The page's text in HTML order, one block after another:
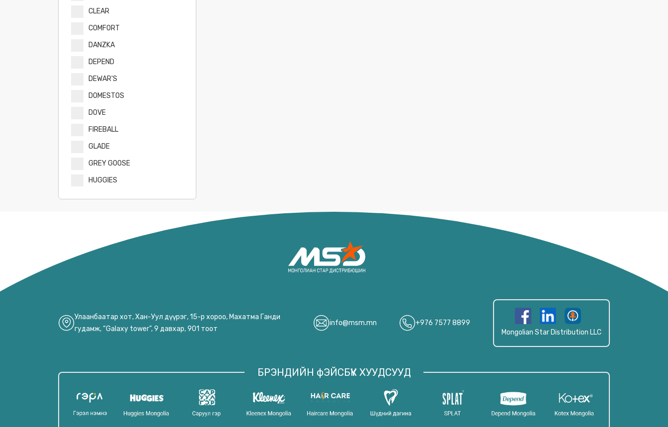
CLEAR
COMFORT
DANZKA
DEPEND
DEWAR'S
DOMESTOS
DOVE
FIREBALL
GLADE
GREY GOOSE
HUGGIES
HUGGIES
KLEENEX
MR MUSCLE
OFF
PATRON
PEPSODENT
Улаанбаатар хот, Хан-Уул дүүрэг, 15-р хороо, Махатма Ганди
гудамж, “Galaxy tower”, 9 давхар, 901 тоот
info@msm.mn
+976 7577 8899
Mongolian Star Distribution LLC
БРЭНДИЙН фЭЙСБҮҮК ХУУДСУУД